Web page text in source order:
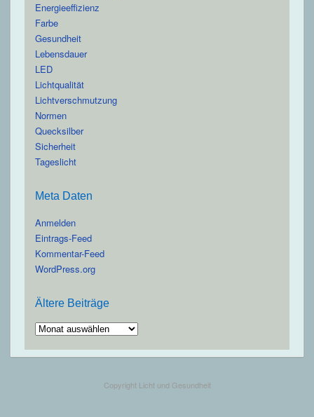
Energieeffizienz
Farbe
Gesundheit
Lebensdauer
LED
Lichtqualität
Lichtverschmutzung
Normen
Quecksilber
Sicherheit
Tageslicht
Meta Daten
Anmelden
Eintrags-Feed
Kommentar-Feed
WordPress.org
Ältere Beiträge
Ältere
Beiträge
Copyright Licht und Gesundheit